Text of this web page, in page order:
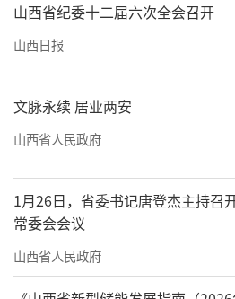
山西省纪委十二届六次全会召开
山西日报
文脉永续 居业两安
山西省人民政府
1月26日，省委书记唐登杰主持召
常委会会议
山西省人民政府